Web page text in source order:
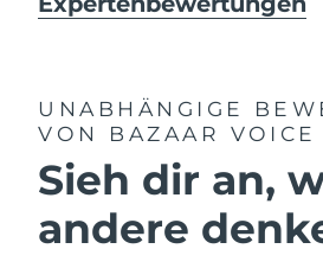
UNABHÄNGIGE
VON BAZAAR VOICE
Sieh dir an,
andere